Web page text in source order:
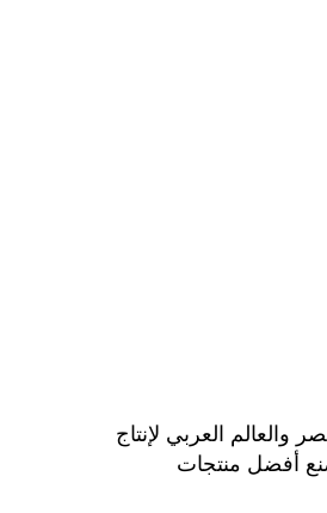
والعالم العربي لإنتاج
أفضل منتجات